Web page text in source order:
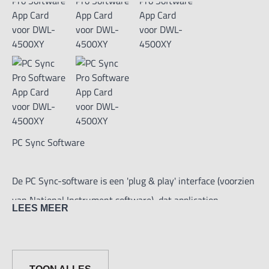
PC Sync Software
De PC Sync-software is een 'plug & play' interface (voorzien
van National Instrument software), dat application
LEES MEER